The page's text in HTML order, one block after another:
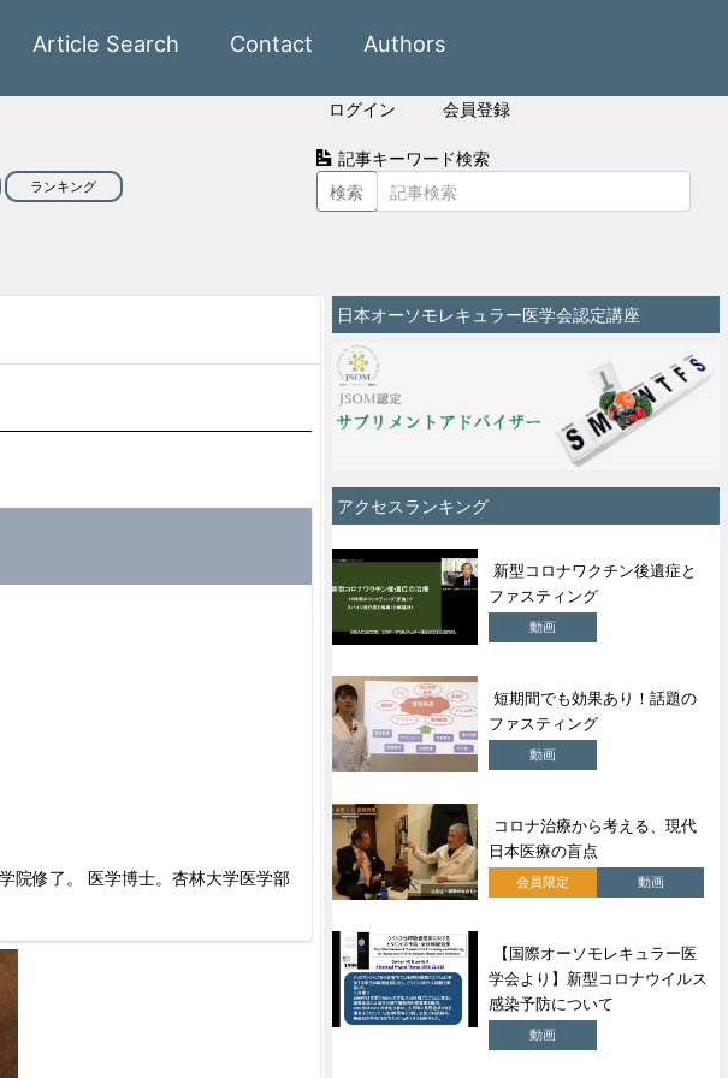
Article Search Contact Authors
ログイン 会員登録
ランキング
記事キーワード検索
検索
院修了。 医学博士。杏林大学医学部
日本オーソモレキュラー医学会認定講座
アクセスランキング
新型コロナワクチン後遺症と
ファスティング
動画
短期間でも効果あり！話題の
ファスティング
動画
コロナ治療から考える、現代
日本医療の盲点
会員限定 動画
【国際オーソモレキュラー医
学会より】新型コロナウイルス
感染予防について
動画